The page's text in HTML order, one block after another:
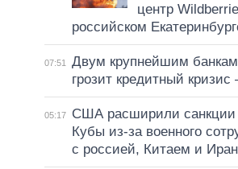
центр
российском
07:51
Двум крупнейшим
грозит кредитный кризис
05:17
США расширили санкции
Кубы из-за военного
с россией, Китаем и